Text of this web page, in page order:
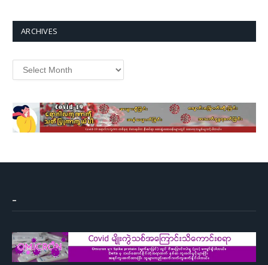
ARCHIVES
Archives
–